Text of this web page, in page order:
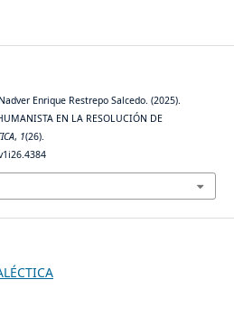
Enrique Restrepo Salcedo. (2025).
EN LA RESOLUCIÓN DE
, 1(26).